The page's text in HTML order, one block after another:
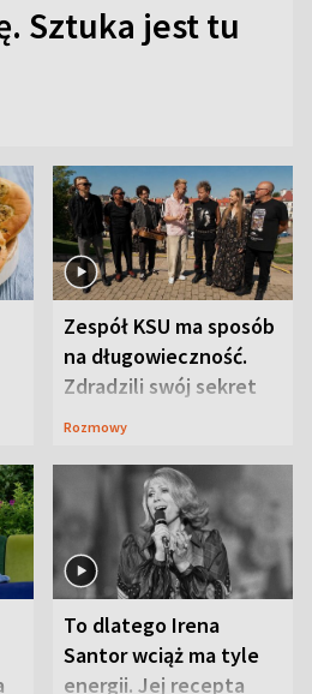
Sztuka jest tu
Zespół KSU ma sposób
na długowieczność.
Zdradzili swój sekret
Rozmowy
To dlatego Irena
Santor wciąż ma tyle
energii. Jej recepta